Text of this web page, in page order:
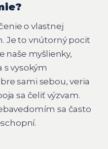
o vlastnej
Je to vnútorný pocit
naše myšlienky,
s vysokým
sami sebou, veria
sa čeliť výzvam.
sa často